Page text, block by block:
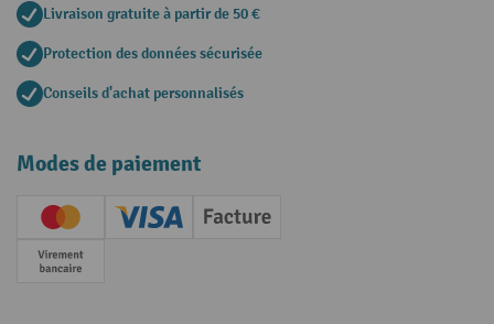
Livraison gratuite à partir de 50 €
Protection des données sécurisée
Conseils d'achat personnalisés
Modes de paiement
Creditcard (Master)Creditcard (Visa)
Facture
Paiement anticipé